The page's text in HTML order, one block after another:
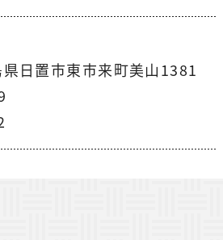
日置市東市来町美山1381